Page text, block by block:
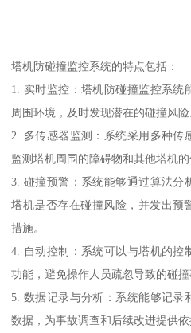
塔机防碰撞监控系统的特点包括：
1. 实时监控：塔机防碰撞监控系统
周围环境，及时发现潜在的碰撞风险
2. 多传感器监测：系统采用多种传
监测塔机周围的障碍物和其他塔机的
3. 碰撞预警：系统能够通过算法分
塔机是否存在碰撞风险，并发出预
措施。
4. 自动控制：系统可以与塔机的控
功能，避免操作人员疏忽导致的碰撞
5. 数据记录与分析：系统能够记录
数据，为事故调查和后续改进提供依